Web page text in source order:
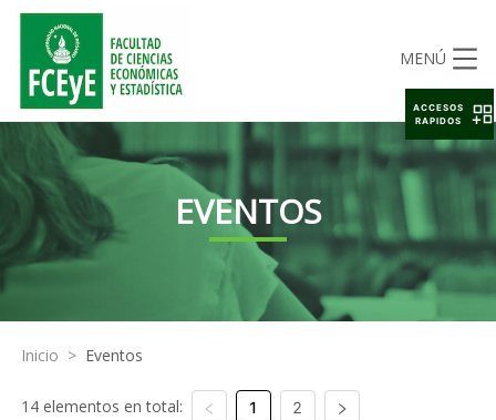
MENÚ
EVENTOS
Inicio > Eventos
14 elementos en total: 1 2
ACCESOS
RAPIDOS